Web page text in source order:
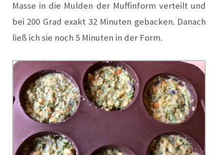
Masse in die Mulden der Muffinform verteilt und
bei 200 Grad exakt 32 Minuten gebacken. Danach
ließ ich sie noch 5 Minuten in der Form.